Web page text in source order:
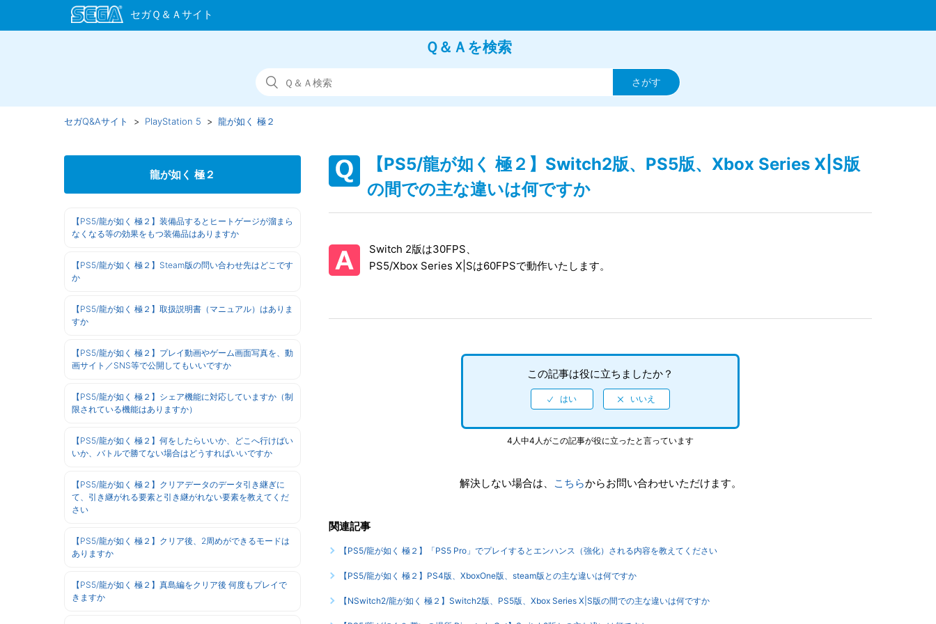
Ｑ＆Ａを検索
セガQ&Aサイト PlayStation 5 龍が如く 極２
龍が如く 極２
【PS5/龍が如く 極２】装備品するとヒートゲージが溜まら
なくなる等の効果をもつ装備品はありますか
【PS5/龍が如く 極２】Steam版の問い合わせ先はどこです
か
【PS5/龍が如く 極２】取扱説明書（マニュアル）はありま
すか
【PS5/龍が如く 極２】プレイ動画やゲーム画面写真を、動
画サイト／SNS等で公開してもいいですか
【PS5/龍が如く 極２】シェア機能に対応していますか（制
限されている機能はありますか）
【PS5/龍が如く 極２】何をしたらいいか、どこへ行けばい
いか、バトルで勝てない場合はどうすればいいですか
【PS5/龍が如く 極２】クリアデータのデータ引き継ぎに
て、引き継がれる要素と引き継がれない要素を教えてくだ
さい
【PS5/龍が如く 極２】クリア後、2周めができるモードは
ありますか
【PS5/龍が如く 極２】真島編をクリア後 何度もプレイで
きますか
【PS5/龍が如く 極２】Switch2版、PS5版、Xbox Series X|S版
の間での主な違いは何ですか
Switch 2版は30FPS、
PS5/Xbox Series X|Sは60FPSで動作いたします。
この記事は役に立ちましたか？
4人中4人がこの記事が役に立ったと言っています
解決しない場合は、 こちらからお問い合わせいただけます。
関連記事
【PS5/龍が如く 極２】「PS5 Pro」でプレイするとエンハンス（強化）される内容を教えてください
【PS5/龍が如く 極２】PS4版、XboxOne版、steam版との主な違いは何ですか
【NSwitch2/龍が如く 極２】Switch2版、PS5版、Xbox Series X|S版の間での主な違いは何ですか